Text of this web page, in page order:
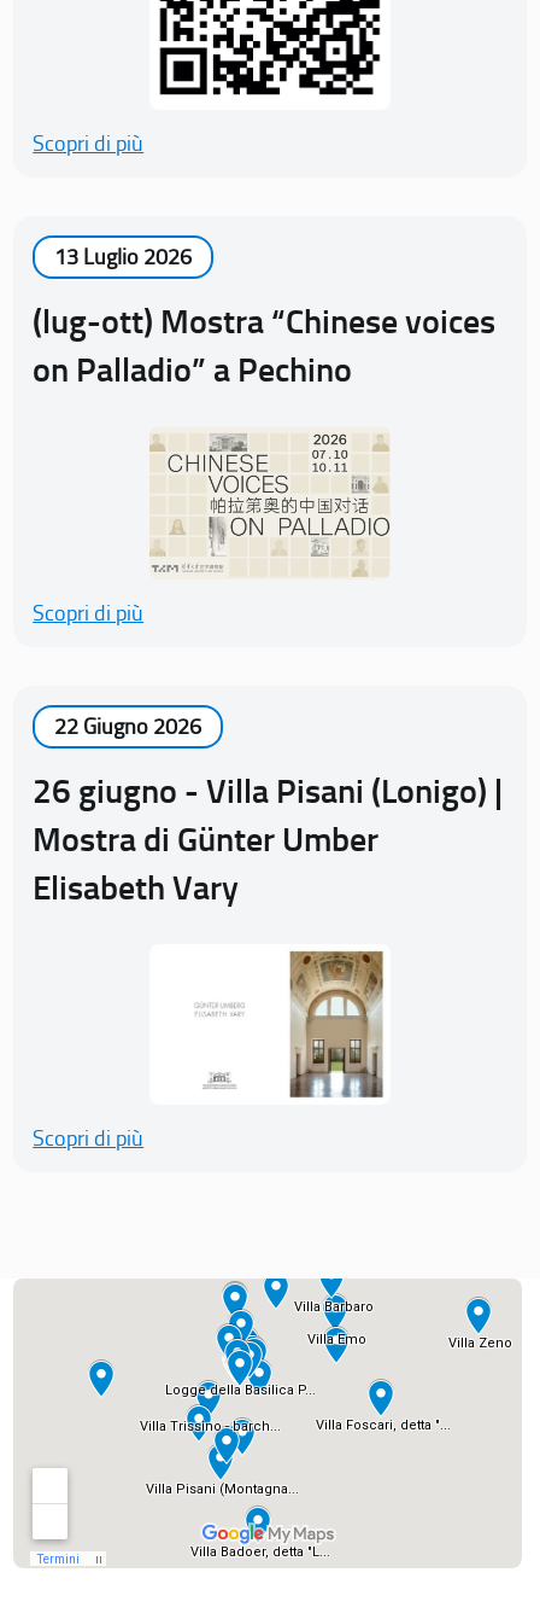
Scopri di più
13 Luglio 2026
(lug-ott) Mostra “Chinese voices
on Palladio” a Pechino
Scopri di più
22 Giugno 2026
26 giugno - Villa Pisani (Lonigo) |
Mostra di Günter Umber
Elisabeth Vary
Scopri di più